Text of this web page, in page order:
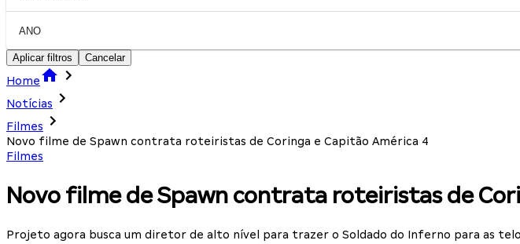
ANO
Aplicar filtros Cancelar
Home
Notícias
Filmes
Novo filme de Spawn contrata roteiristas de Coringa e Capitão América 4
Filmes
Novo filme de Spawn contrata roteiristas de
Projeto agora busca um diretor de alto nível para trazer o Soldado do Inferno para as